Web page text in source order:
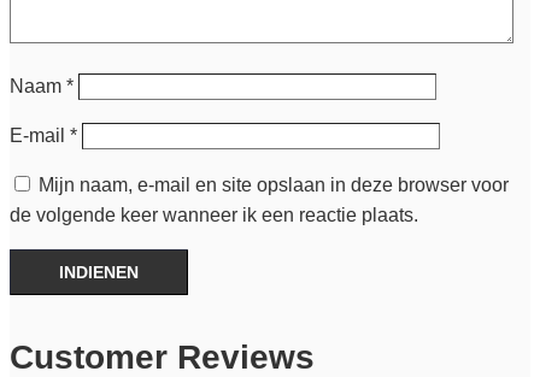
Naam *
E-mail *
Mijn naam, e-mail en site opslaan in deze browser voor
de volgende keer wanneer ik een reactie plaats.
INDIENEN
Customer Reviews